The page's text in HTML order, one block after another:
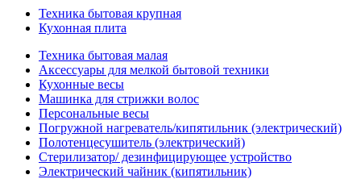
Техника бытовая крупная
Кухонная плита
Техника бытовая малая
Аксессуары для мелкой бытовой техники
Кухонные весы
Машинка для стрижки волос
Персональные весы
Погружной нагреватель/кипятильник (электрический)
Полотенцесушитель (электрический)
Стерилизатор/ дезинфицирующее устройство
Электрический чайник (кипятильник)